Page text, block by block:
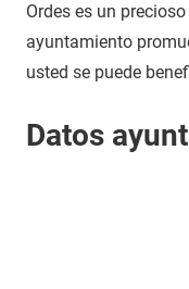
Ordes es un
ayuntamiento
usted se puede
Datos